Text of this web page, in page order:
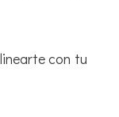
con tu